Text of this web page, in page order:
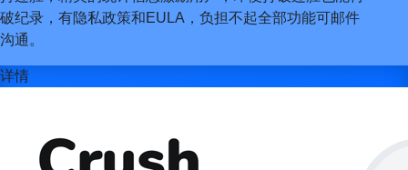
破纪录，有隐私政策和EULA，负担不起全部功能可邮件
沟通。
详情